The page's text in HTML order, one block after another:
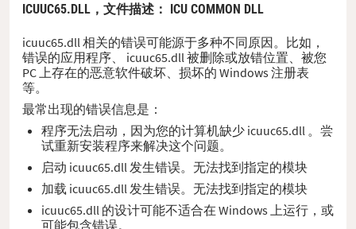
ICUUC65.DLL， 文件描述 ： ICU COMMON DLL
icuuc65.dll 相关的错误可能源于多种不同原因。比如，
错误的应用程序、 icuuc65.dll 被删除或放错位置、被您
PC 上存在的恶意软件破坏、损坏的 Windows 注册表
等。
最常出现的错误信息是：
程序无法启动，因为您的计算机缺少 icuuc65.dll 。尝
试重新安装程序来解决这个问题。
启动 icuuc65.dll 发生错误。无法找到指定的模块
加载 icuuc65.dll 发生错误。无法找到指定的模块
icuuc65.dll 的设计可能不适合在 Windows 上运行，或
可能包含错误。